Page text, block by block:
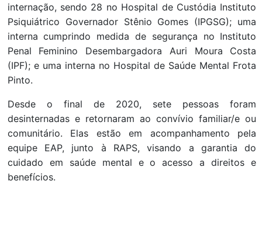
internação, sendo 28 no Hospital de Custódia Instituto
Psiquiátrico Governador Stênio Gomes (IPGSG); uma
interna cumprindo medida de segurança no Instituto
Penal Feminino Desembargadora Auri Moura Costa
(IPF); e uma interna no Hospital de Saúde Mental Frota
Pinto.
Desde o final de 2020, sete pessoas foram
desinternadas e retornaram ao convívio familiar/e ou
comunitário. Elas estão em acompanhamento pela
equipe EAP, junto à RAPS, visando a garantia do
cuidado em saúde mental e o acesso a direitos e
benefícios.